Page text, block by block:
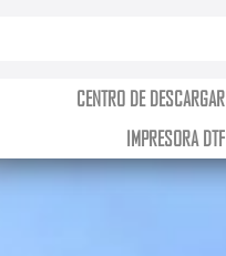
CENTRO DE DESCARGAR
IMPRESORA DTF